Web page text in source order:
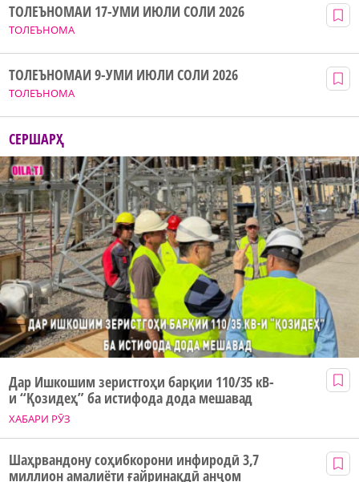
ТОЛЕЪНОМА
ТОЛЕЪНОМАИ 17-УМИ ИЮЛИ СОЛИ 2026
ТОЛЕЪНОМА
ТОЛЕЪНОМАИ 9-УМИ ИЮЛИ СОЛИ 2026
СЕРШАРҲ
ХАБАРИ РӮЗ
Дар Ишкошим зеристгоҳи барқии 110/35 кВ-
и “Қозидеҳ” ба истифода дода мешавад
Шаҳрвандону соҳибкорони инфиродӣ 3,7
миллион амалиёти ғайринақдӣ анҷом